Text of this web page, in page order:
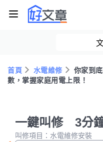
首頁 水電維修
你家到
數，掌握家庭用電上限！
一鍵叫修 3分
叫修項目：水電維修安裝